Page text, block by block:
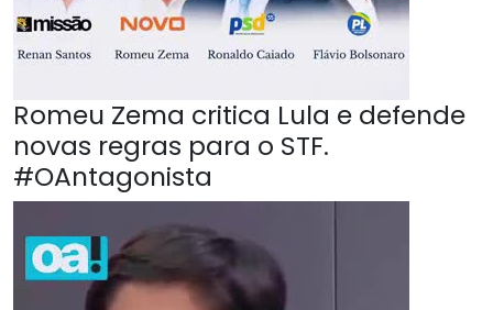
Romeu Zema critica Lula e defende
novas regras para o STF.
#OAntagonista